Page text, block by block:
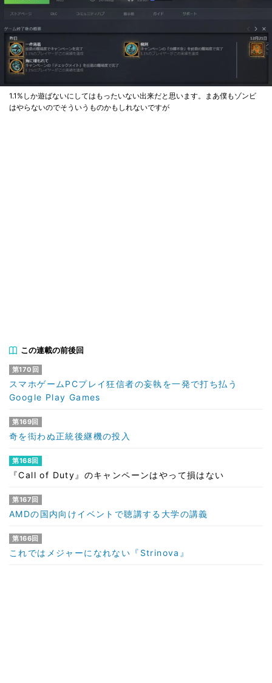
1.1%しか遊ばないにしてはもったいない出来だと思います。まあ僕もゾンビ
はやらないのでそういうものかもしれないですが
この連載の前後回
第170回
スマホゲームPCプレイ狂信者の妄執を一発で打ち払う
Google Play Games
第169回
奇を衒わぬ正統後継機の投入
第168回
『Call of Duty』のキャンペーンはやって損はない
第167回
AMDの国内向けイベントで聴講する大学の講義
第166回
これではメジャーになれない『Strinova』